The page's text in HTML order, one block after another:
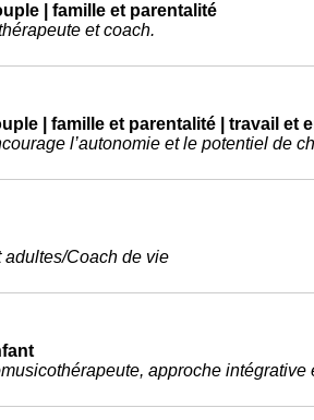
| famille et parentalité
et coach.
| famille et parentalité | travail et
l’autonomie et le potentiel de
Coach de vie
approche intégrative